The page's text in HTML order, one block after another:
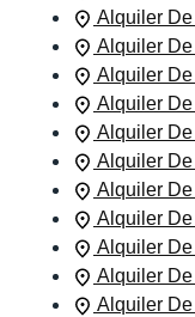
Alquiler
Alquiler
Alquiler
Alquiler
Alquiler
Alquiler
Alquiler
Alquiler
Alquiler
Alquiler
Alquiler